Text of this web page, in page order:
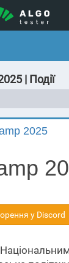
| Події
2025
у Discord